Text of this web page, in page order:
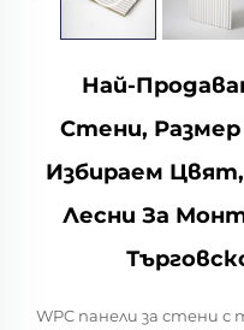
Най-
Стени, Размер
Избираем
Лесни За
WPC панели за стени с